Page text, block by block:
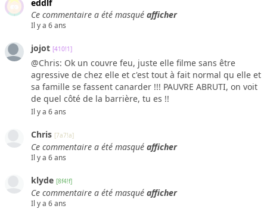
eddlf
Ce commentaire a été masqué afficher
Il y a 6 ans
jojot [410!1]
@Chris: Ok un couvre feu, juste elle filme sans être
agressive de chez elle et c'est tout à fait normal qu elle et
sa famille se fassent canarder !!! PAUVRE ABRUTI, on voit
de quel côté de la barrière, tu es !!
Il y a 6 ans
Chris [7a7!a]
Ce commentaire a été masqué afficher
Il y a 6 ans
klyde [8f4!f]
Ce commentaire a été masqué afficher
Il y a 6 ans